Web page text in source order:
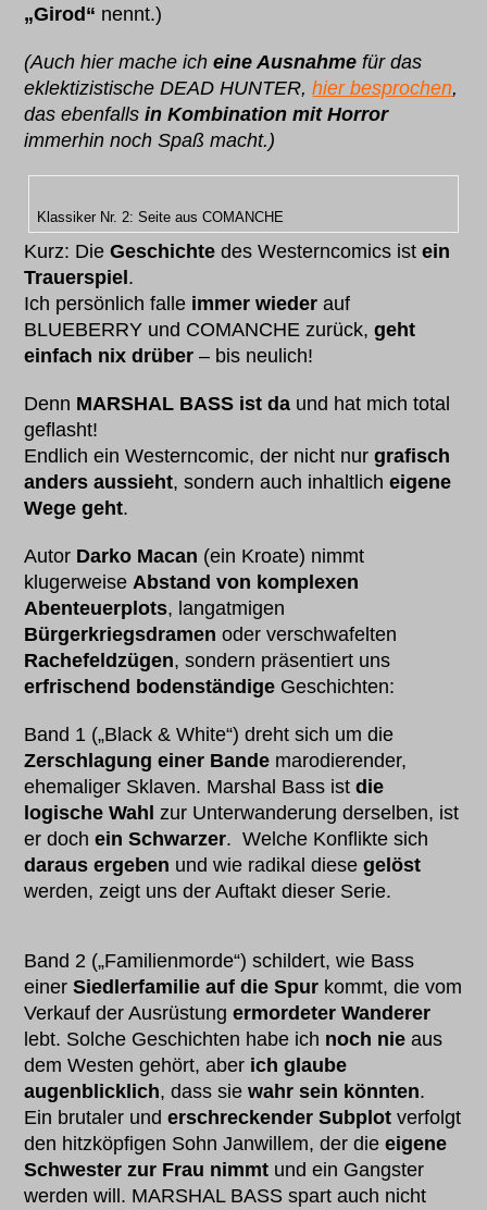
„Girod“ nennt.)
(Auch hier mache icheine Ausnahme für das
eklektizistische DEAD HUNTER,hier besprochen,
das ebenfallsin Kombination mit Horror
immerhin noch Spaß macht.)
Klassiker Nr. 2: Seite aus COMANCHE
Kurz: DieGeschichte des Westerncomics istein
Trauerspiel .
Ich persönlich falle immer wieder auf
BLUEBERRY und COMANCHE zurück,geht
einfach nix drüber – bis neulich!
Denn MARSHAL BASS ist da und hat mich total
geflasht!
Endlich ein Westerncomic, der nicht nurgrafisch
anders aussieht, sondern auch inhaltlicheigene
Wege geht.
Autor Darko Macan (ein Kroate) nimmt
klugerweiseAbstand von komplexen
Abenteuerplots, langatmigen
Bürgerkriegsdramen oder verschwafelten
Rachefeldzügen, sondern präsentiert uns
erfrischend bodenständige Geschichten:
Band 1 („Black & White“) dreht sich um die
Zerschlagung einer Bande marodierender,
ehemaliger Sklaven. Marshal Bass istdie
logische Wahl zur Unterwanderung derselben, ist
er dochein Schwarzer. Welche Konflikte sich
daraus ergeben und wie radikal diesegelöst
werden, zeigt uns der Auftakt dieser Serie.
Band 2 („Familienmorde“) schildert, wie Bass
einerSiedlerfamilie auf die Spur kommt, die vom
Verkauf der Ausrüstungermordeter Wanderer
lebt. Solche Geschichten habe ich noch nie aus
dem Westen gehört, aber ich glaube
augenblicklich, dass siewahr sein könnten.
Ein brutaler underschreckender Subplot verfolgt
den hitzköpfigen Sohn Janwillem, der dieeigene
Schwester zur Frau nimmt und ein Gangster
werden will. MARSHAL BASS spart auch nicht